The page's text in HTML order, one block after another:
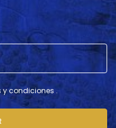
y condiciones .